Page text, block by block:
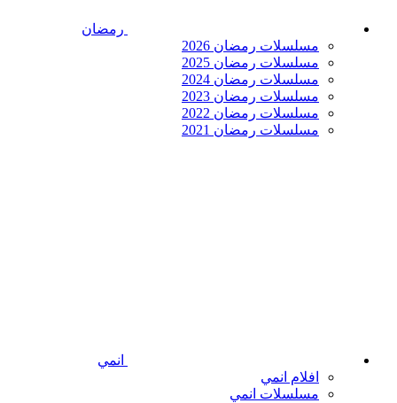
رمضان
مسلسلات رمضان 2026
مسلسلات رمضان 2025
مسلسلات رمضان 2024
مسلسلات رمضان 2023
مسلسلات رمضان 2022
مسلسلات رمضان 2021
انمي
افلام انمي
مسلسلات انمي